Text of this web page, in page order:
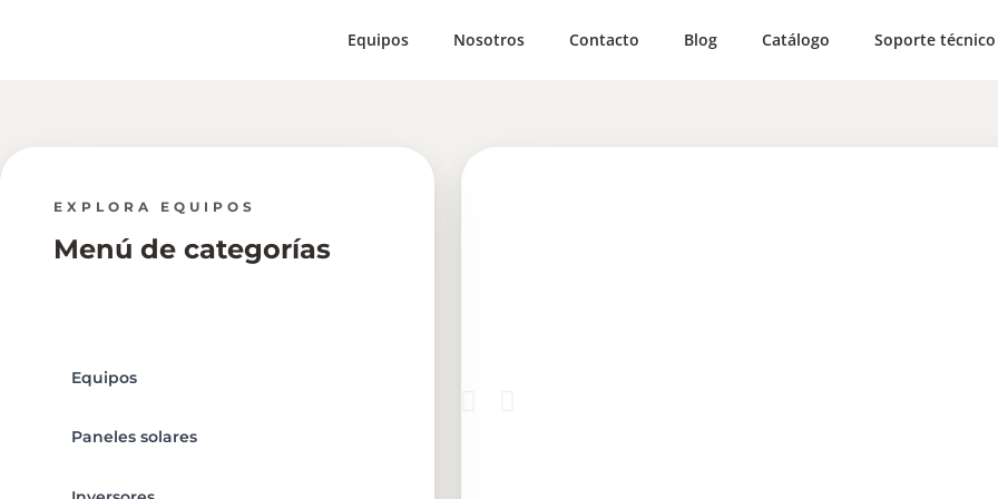
Equipos Nosotros Contacto Blog Catálogo Soporte técnico
EXPLORA EQUIPOS
Menú de categorías
Equipos
Paneles solares